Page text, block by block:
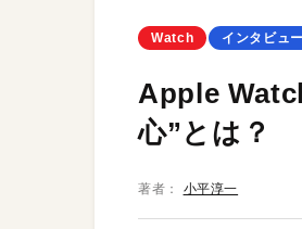
Watch インタビュー
Apple
心”とは？
著者： 小平淳一